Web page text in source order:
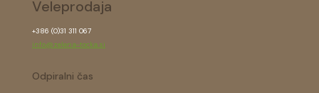
Veleprodaja
+386 (0)31 311 067
info@zelena-tocka.si
Odpiralni čas